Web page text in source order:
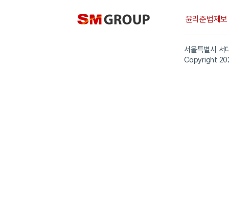
윤리준법제
서울특별시 서
Copyright